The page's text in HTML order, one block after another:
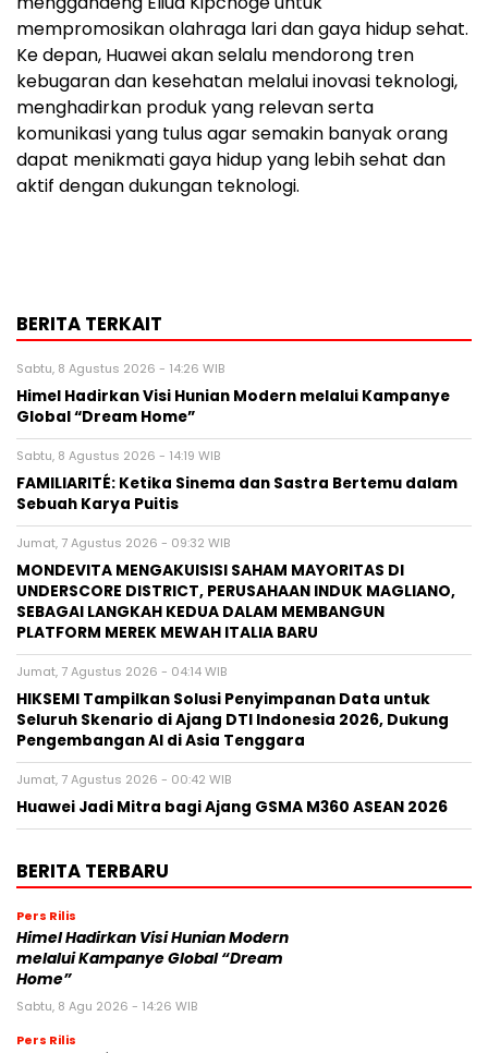
mempromosikan olahraga lari dan gaya hidup sehat.
Ke depan, Huawei akan selalu mendorong tren
kebugaran dan kesehatan melalui inovasi teknologi,
menghadirkan produk yang relevan serta
komunikasi yang tulus agar semakin banyak orang
dapat menikmati gaya hidup yang lebih sehat dan
aktif dengan dukungan teknologi.
BERITA TERKAIT
Sabtu, 8 Agustus 2026 - 14:26 WIB
Himel Hadirkan Visi Hunian Modern melalui Kampanye
Global “Dream Home”
Sabtu, 8 Agustus 2026 - 14:19 WIB
FAMILIARITÉ: Ketika Sinema dan Sastra Bertemu dalam
Sebuah Karya Puitis
Jumat, 7 Agustus 2026 - 09:32 WIB
MONDEVITA MENGAKUISISI SAHAM MAYORITAS DI
UNDERSCORE DISTRICT, PERUSAHAAN INDUK MAGLIANO,
SEBAGAI LANGKAH KEDUA DALAM MEMBANGUN
PLATFORM MEREK MEWAH ITALIA BARU
Jumat, 7 Agustus 2026 - 04:14 WIB
HIKSEMI Tampilkan Solusi Penyimpanan Data untuk
Seluruh Skenario di Ajang DTI Indonesia 2026, Dukung
Pengembangan AI di Asia Tenggara
Jumat, 7 Agustus 2026 - 00:42 WIB
Huawei Jadi Mitra bagi Ajang GSMA M360 ASEAN 2026
BERITA TERBARU
Pers Rilis
Himel Hadirkan Visi Hunian Modern
melalui Kampanye Global “Dream
Home”
Sabtu, 8 Agu 2026 - 14:26 WIB
Pers Rilis